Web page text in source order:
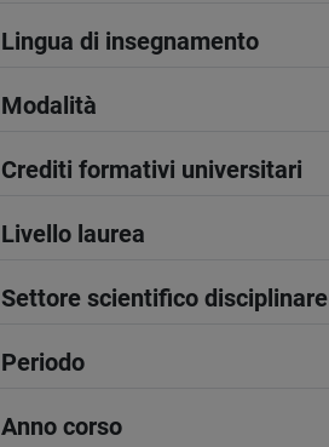
Lingua di insegnamento
Modalità
Crediti formativi universitari
Livello laurea
Settore scientifico disciplinare
Periodo
Anno corso